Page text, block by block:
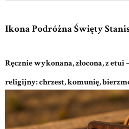
Ikona Podróżna Święty
Ręcznie wykonana, złocona, z etui
religijny: chrzest, komunię,